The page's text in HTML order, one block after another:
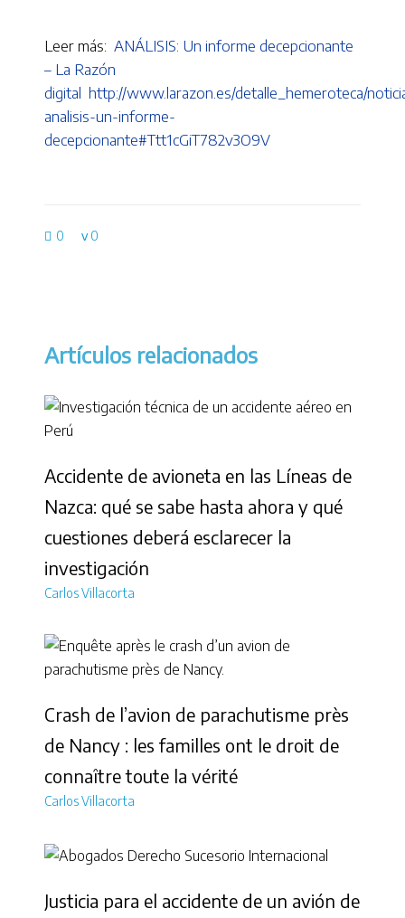
Leer más: ANÁLISIS: Un informe decepcionante
– La Razón
digital http://www.larazon.es/detalle_hemeroteca/
analisis-un-informe-
decepcionante#Ttt1cGiT782v3O9V
0 0
Artículos relacionados
Accidente de avioneta en las Líneas de
Nazca: qué se sabe hasta ahora y qué
cuestiones deberá esclarecer la
investigación
Carlos Villacorta
Crash de l’avion de parachutisme près
de Nancy : les familles ont le droit de
connaître toute la vérité
Carlos Villacorta
Justicia para el accidente de un avión de